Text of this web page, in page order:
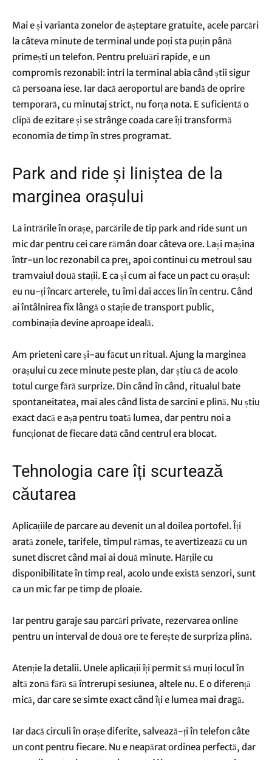
Mai e și varianta zonelor de așteptare gratuite, acele parcări
la câteva minute de terminal unde poți sta puțin până
primești un telefon. Pentru preluări rapide, e un
compromis rezonabil: intri la terminal abia când știi sigur
că persoana iese. Iar dacă aeroportul are bandă de oprire
temporară, cu minutaj strict, nu forța nota. E suficientă o
clipă de ezitare și se strânge coada care îți transformă
economia de timp în stres programat.
Park and ride și liniștea de la
marginea orașului
La intrările în orașe, parcările de tip park and ride sunt un
mic dar pentru cei care rămân doar câteva ore. Lași mașina
într-un loc rezonabil ca preț, apoi continui cu metroul sau
tramvaiul două stații. E ca și cum ai face un pact cu orașul:
eu nu-ți încarc arterele, tu îmi dai acces lin în centru. Când
ai întâlnirea fix lângă o stație de transport public,
combinația devine aproape ideală.
Am prieteni care și-au făcut un ritual. Ajung la marginea
orașului cu zece minute peste plan, dar știu că de acolo
totul curge fără surprize. Din când în când, ritualul bate
spontaneitatea, mai ales când lista de sarcini e plină. Nu știu
exact dacă e așa pentru toată lumea, dar pentru noi a
funcționat de fiecare dată când centrul era blocat.
Tehnologia care îți scurtează
căutarea
Aplicațiile de parcare au devenit un al doilea portofel. Îți
arată zonele, tarifele, timpul rămas, te avertizează cu un
sunet discret când mai ai două minute. Hărțile cu
disponibilitate în timp real, acolo unde există senzori, sunt
ca un mic far pe timp de ploaie.
Iar pentru garaje sau parcări private, rezervarea online
pentru un interval de două ore te ferește de surpriza plină.
Atenție la detalii. Unele aplicații îți permit să muți locul în
altă zonă fără să întrerupi sesiunea, altele nu. E o diferență
mică, dar care se simte exact când îți e lumea mai dragă.
Iar dacă circuli în orașe diferite, salvează-ți în telefon câte
un cont pentru fiecare. Nu e neapărat ordinea perfectă, dar